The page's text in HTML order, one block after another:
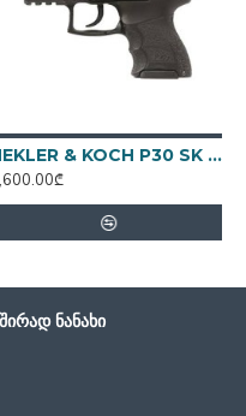
HEKLER & KOCH P30 SK V3
ᲜᲐᲜᲐᲮᲘ